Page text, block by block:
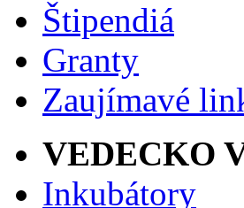
Štipendiá
Granty
Zaujímavé
VEDECKO
Inkubátory